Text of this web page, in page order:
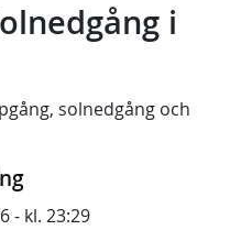
i
, solnedgång och
- kl. 23:29